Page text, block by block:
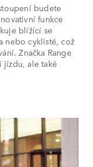
budete
funkce
blížící se
nebo cyklisté, což
Značka Range
jízdu, ale také